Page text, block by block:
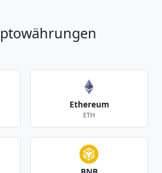
Ethereum
ETH